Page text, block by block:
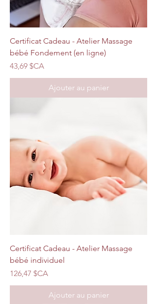
Certificat Cadeau - Atelier Massage
bébé Fondement (en ligne)
Prix
43,69 $CA
Ajouter au panier
Certificat Cadeau - Atelier Massage
bébé individuel
Prix
126,47 $CA
Ajouter au panier